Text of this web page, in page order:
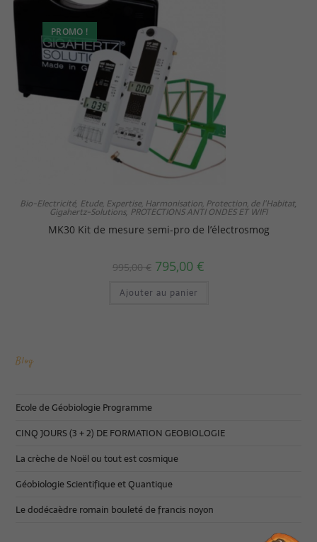
PROMO !
Bio-Electricité, Etude, Expertise, Harmonisation, Protection, de l'Habitat,
Gigahertz-Solutions, PROTECTIONS ANTI ONDES ET WIFI
MK30 Kit de mesure semi-pro de l’électrosmog
995,00€ 795,00 €
Ajouter au panier
Blog
Ecole de Géobiologie Programme
CINQ JOURS (3 + 2) DE FORMATION GEOBIOLOGIE
La crèche de Noël ou tout est cosmique
Géobiologie Scientifique et Quantique
Le dodécaèdre romain bouleté de francis noyon